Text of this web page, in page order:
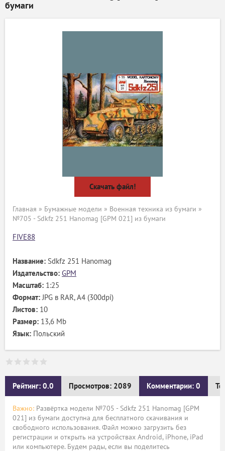
бумаги
Скачать файл!
Главная » Бумажные модели » Военная техника из бумаги »
№705 - Sdkfz 251 Hanomag [GPM 021] из бумаги
FIVE88
Название: Sdkfz 251 Hanomag
Издательство: GPM
Масштаб: 1:25
Формат: JPG в RAR, А4 (300dpi)
Листов: 10
Размер: 13,6 Mb
Язык: Польский
Рейтинг: 0.0 Просмотров: 2089 Комментарии: 0
Важно: Развёртка модели №705 - Sdkfz 251 Hanomag [GPM
021] из бумаги доступна для бесплатного скачивания и
свободного использования. Файл можно загрузить без
регистрации и открыть на устройствах Android, iPhone, iPad
или компьютере. Будем рады, если вы поделитесь